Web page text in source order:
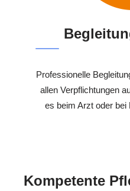
Professionelle
allen Verpflichtungen
es beim Arzt oder bei
Kompetente